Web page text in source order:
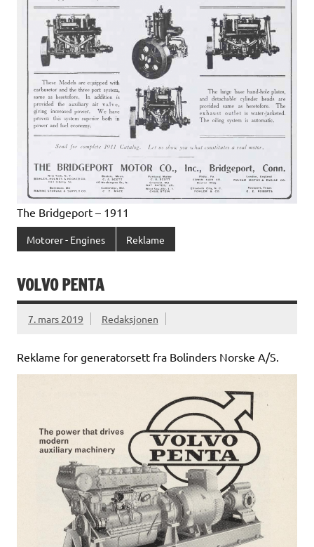
The Bridgeport – 1911
Motorer - Engines Reklame
VOLVO PENTA
7. mars 2019 Redaksjonen
Reklame for generatorsett fra Bolinders Norske A/S.